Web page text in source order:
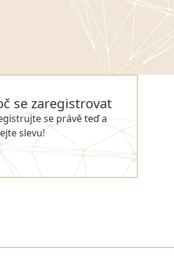
se zaregistrovat
se právě teď a
slevu!
REGISTROVAT SE